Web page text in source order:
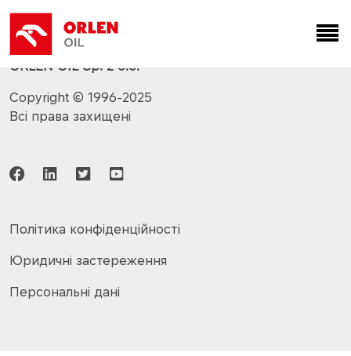
API: CK-4/CJ-4/CI-4, SN; ACEA: E6, E7, E9, E11
ORLEN OIL Sp. z o.o.
Copyright © 1996-2025
Всі права захищені
Політика конфіденційності
Юридичні застереження
Персональні дані